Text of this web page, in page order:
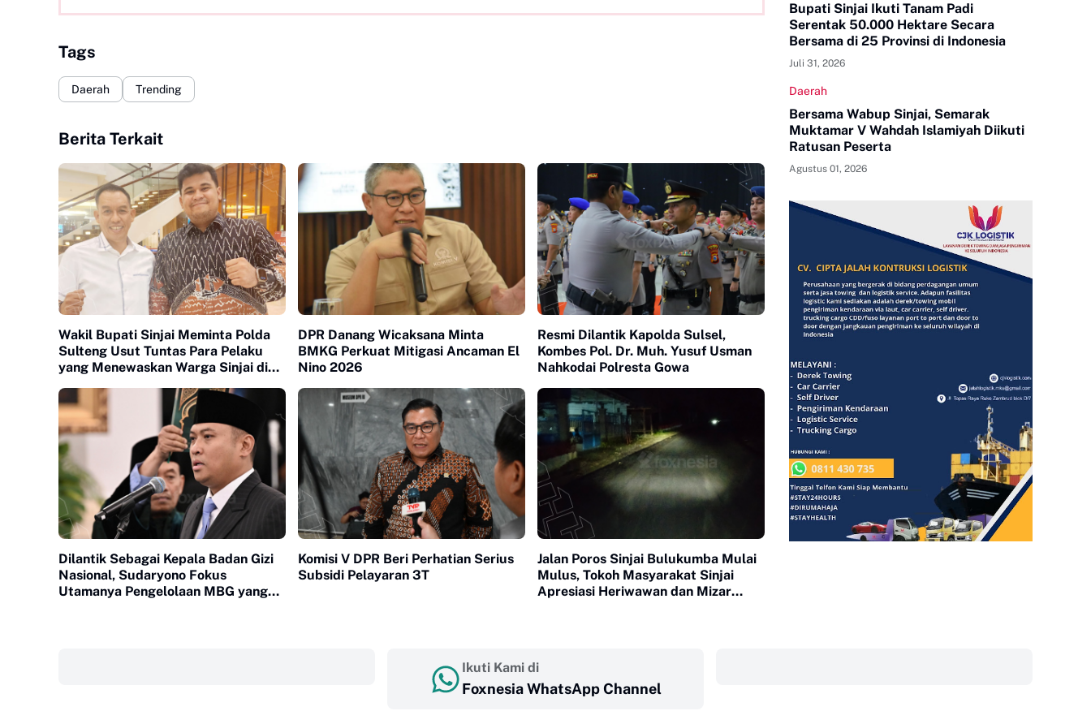
Tags
Daerah Trending
Berita Terkait
Wakil Bupati Sinjai Meminta Polda
Sulteng Usut Tuntas Para Pelaku
yang Menewaskan Warga Sinjai di
DPR Danang Wicaksana Minta
BMKG Perkuat Mitigasi Ancaman El
Nino 2026
Resmi Dilantik Kapolda Sulsel,
Kombes Pol. Dr. Muh. Yusuf Usman
Nahkodai Polresta Gowa
Dilantik Sebagai Kepala Badan Gizi
Nasional, Sudaryono Fokus
Utamanya Pengelolaan MBG yang
Komisi V DPR Beri Perhatian Serius
Subsidi Pelayaran 3T
Jalan Poros Sinjai Bulukumba Mulai
Mulus, Tokoh Masyarakat Sinjai
Apresiasi Heriwawan dan Mizar
Bupati Sinjai Ikuti Tanam Padi
Serentak 50.000 Hektare Secara
Bersama di 25 Provinsi di Indonesia
Juli 31, 2026
Daerah
Bersama Wabup Sinjai, Semarak
Muktamar V Wahdah Islamiyah Diikuti
Ratusan Peserta
Agustus 01, 2026
Ikuti Kami di
Foxnesia WhatsApp Channel